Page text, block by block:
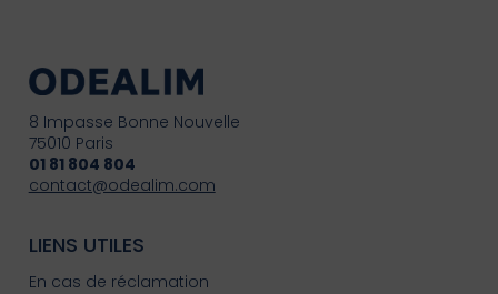
8 Impasse Bonne Nouvelle
75010 Paris
01 81 804 804
contact@odealim.com
LIENS UTILES
En cas de réclamation